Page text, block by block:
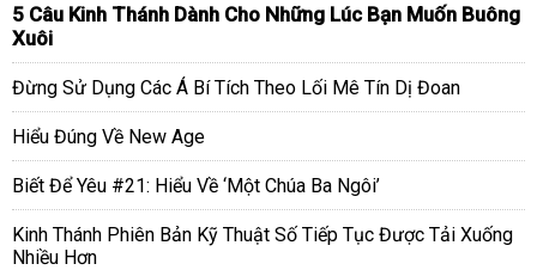
5 Câu Kinh Thánh Dành Cho Những Lúc Bạn Muốn Buông
Xuôi
Đừng Sử Dụng Các Á Bí Tích Theo Lối Mê Tín Dị Đoan
Hiểu Đúng Về New Age
Biết Để Yêu #21: Hiểu Về ‘Một Chúa Ba Ngôi’
Kinh Thánh Phiên Bản Kỹ Thuật Số Tiếp Tục Được Tải Xuống
Nhiều Hơn